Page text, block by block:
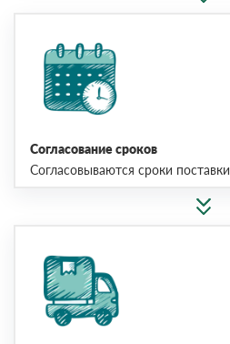
Согласование сроков
Согласовываются сроки поставки